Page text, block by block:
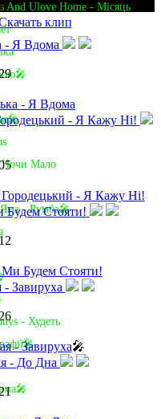
And Ulove Home - Місяць
Ночи Мало
Яма - Румба🎤
- Худеть
клип
- Я Вдома
- Я Кажу Ні!
Ми Будем Стояти!
- Завируха🎤